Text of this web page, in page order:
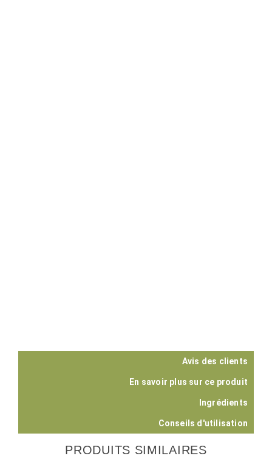
Avis des clients
En savoir plus sur ce produit
Ingrédients
Conseils d'utilisation
PRODUITS SIMILAIRES